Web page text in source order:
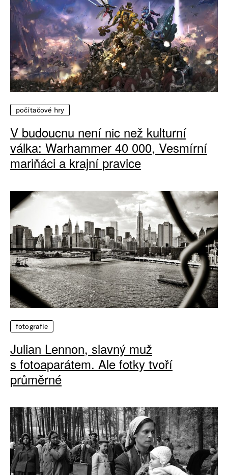
počítačové hry
V budoucnu není nic než kulturní
válka: Warhammer 40 000, Vesmírní
mariňáci a krajní pravice
fotografie
Julian Lennon, slavný muž
s fotoaparátem. Ale fotky tvoří
průměrné